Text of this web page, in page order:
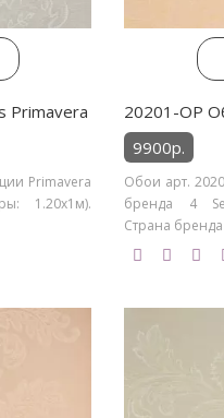
Primavera
Primavera
1.20х1м).
20201-OP
9900р.
Обои арт.
бренда 4
Страна